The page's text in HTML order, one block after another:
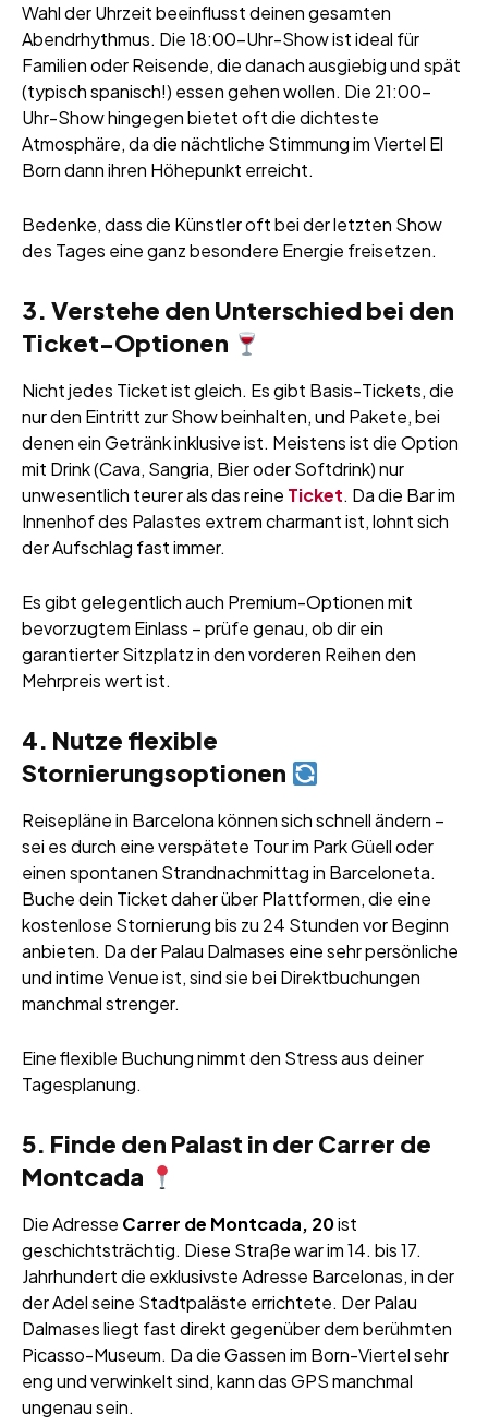
Wahl der Uhrzeit beeinflusst deinen gesamten
Abendrhythmus. Die 18:00-Uhr-Show ist ideal für
Familien oder Reisende, die danach ausgiebig und spät
(typisch spanisch!) essen gehen wollen. Die 21:00-
Uhr-Show hingegen bietet oft die dichteste
Atmosphäre, da die nächtliche Stimmung im Viertel El
Born dann ihren Höhepunkt erreicht.
Bedenke, dass die Künstler oft bei der letzten Show
des Tages eine ganz besondere Energie freisetzen.
3. Verstehe den Unterschied bei den
Ticket-Optionen
Nicht jedes Ticket ist gleich. Es gibt Basis-Tickets, die
nur den Eintritt zur Show beinhalten, und Pakete, bei
denen ein Getränk inklusive ist. Meistens ist die Option
mit Drink (Cava, Sangria, Bier oder Softdrink) nur
unwesentlich teurer als das reine Ticket. Da die Bar im
Innenhof des Palastes extrem charmant ist, lohnt sich
der Aufschlag fast immer.
Es gibt gelegentlich auch Premium-Optionen mit
bevorzugtem Einlass – prüfe genau, ob dir ein
garantierter Sitzplatz in den vorderen Reihen den
Mehrpreis wert ist.
4. Nutze flexible
Stornierungsoptionen
Reisepläne in Barcelona können sich schnell ändern –
sei es durch eine verspätete Tour im Park Güell oder
einen spontanen Strandnachmittag in Barceloneta.
Buche dein Ticket daher über Plattformen, die eine
kostenlose Stornierung bis zu 24 Stunden vor Beginn
anbieten. Da der Palau Dalmases eine sehr persönliche
und intime Venue ist, sind sie bei Direktbuchungen
manchmal strenger.
Eine flexible Buchung nimmt den Stress aus deiner
Tagesplanung.
5. Finde den Palast in der Carrer de
Montcada
Die Adresse Carrer de Montcada, 20ist
geschichtsträchtig. Diese Straße war im 14. bis 17.
Jahrhundert die exklusivste Adresse Barcelonas, in der
der Adel seine Stadtpaläste errichtete. Der Palau
Dalmases liegt fast direkt gegenüber dem berühmten
Picasso-Museum. Da die Gassen im Born-Viertel sehr
eng und verwinkelt sind, kann das GPS manchmal
ungenau sein.